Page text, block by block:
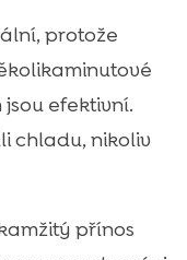
protože
efektivní.
chladu, nikoliv
přínos